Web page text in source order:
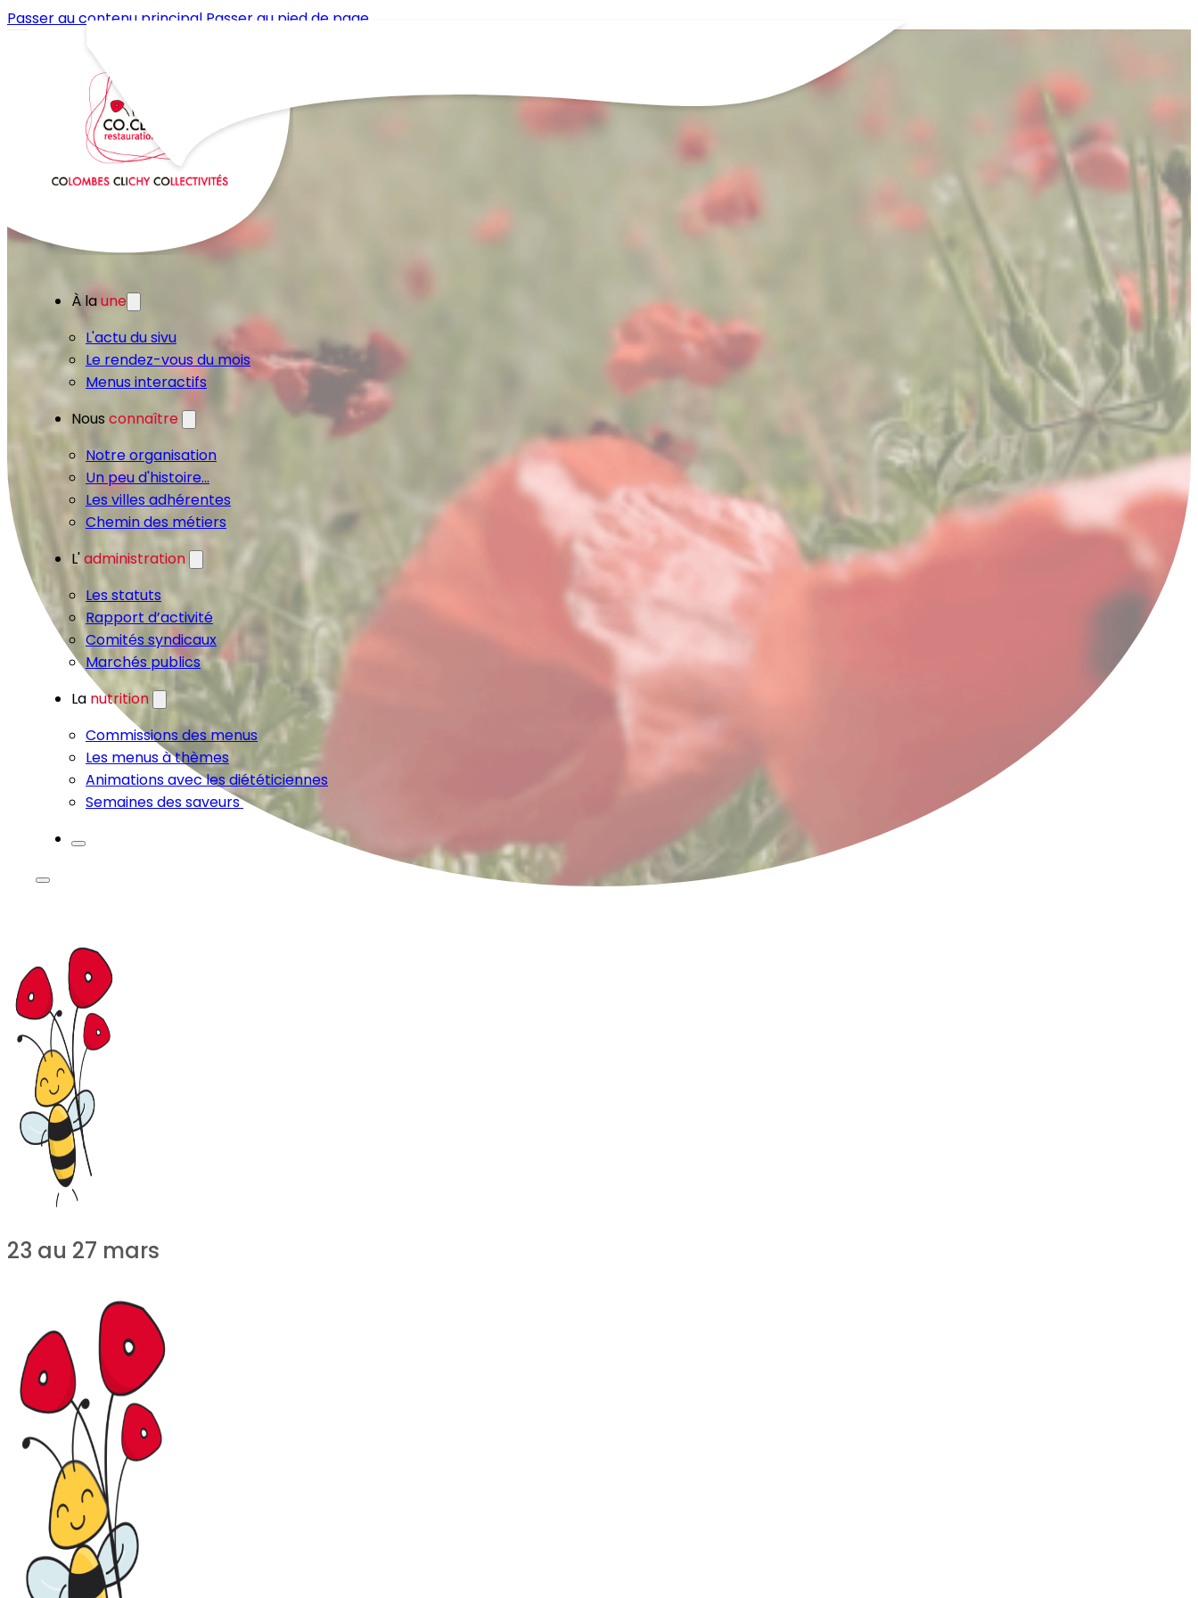
Passer au contenu principal Passer au pied de page
À laune
L'actu du sivu
Le rendez-vous du mois
Menus interactifs
Nous connaître
Notre organisation
Un peu d'histoire...
Les villes adhérentes
Chemin des métiers
L'administration
Les statuts
Rapport d’activité
Comités syndicaux
Marchés publics
La nutrition
Commissions des menus
Les menus à thèmes
Animations avec les diététiciennes
Semaines des saveurs
23 au 27 mars